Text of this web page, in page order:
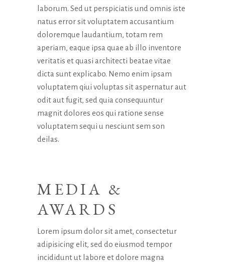
laborum. Sed ut perspiciatis und omnis iste
natus error sit voluptatem accusantium
doloremque laudantium, totam rem
aperiam, eaque ipsa quae ab illo inventore
veritatis et quasi architecti beatae vitae
dicta sunt explicabo. Nemo enim ipsam
voluptatem qiui voluptas sit aspernatur aut
odit aut fugit, sed quia consequuntur
magnit dolores eos qui ratione sense
voluptatem sequi u nesciunt sem son
deilas.
MEDIA &
AWARDS
Lorem ipsum dolor sit amet, consectetur
adipisicing elit, sed do eiusmod tempor
incididunt ut labore et dolore magna